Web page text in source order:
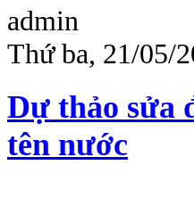
admin
Thứ ba, 21/05/
Dự thảo sửa
tên nước